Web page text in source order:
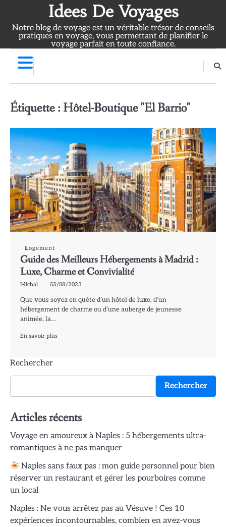
content
Idees De Voyages
Notre blog de voyage est un véritable trésor de conseils
pratiques en voyage, vous permettant de planifier le
voyage parfait en toute confiance.
Étiquette : Hôtel-Boutique "El Barrio"
Logement
Guide des Meilleurs Hébergements à Madrid :
Luxe, Charme et Convivialité
Michal 03/08/2023
Que vous soyez en quête d’un hôtel de luxe, d’un
hébergement de charme ou d’une auberge de jeunesse
animée, la…
En savoir plus
Rechercher
Rechercher
Articles récents
Voyage en amoureux à Naples : 5 hébergements ultra-
romantiques à ne pas manquer
Naples sans faux pas : mon guide personnel pour bien
réserver un restaurant et gérer les pourboires comme
un local
Naples : Ne vous arrêtez pas au Vésuve ! Ces 10
expériences incontournables, combien en avez-vous